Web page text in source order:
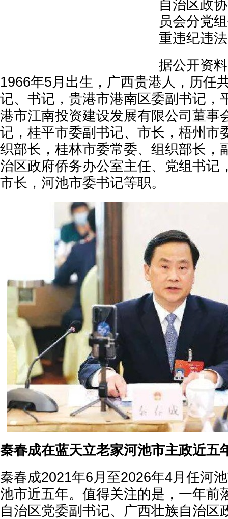
自治区政
员会分党
重违纪违
据公开资
1966年5月出生，广西贵港人，历任
记、书记，贵港市港南区委副书记，
港市江南投资建设发展有限公司董事
记，桂平市委副书记、市长，梧州市
织部长，桂林市委常委、组织部长，
治区政府侨务办公室主任、党组书记
市长，河池市委书记等职。
秦春成在蓝天立老家河池市主政近五
秦春成2021年6月至2026年4月任河
池市近五年。值得关注的是，一年前
自治区党委副书记、广西壮族自治区